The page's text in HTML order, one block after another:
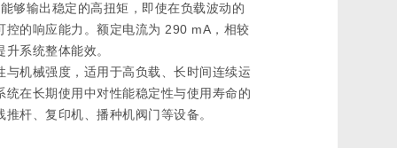
够输出稳定的高扭矩，即使在负载波动的
的响应能力。额定电流为 290 mA，相较
系统整体能效。
机械强度，适用于高负载、长时间连续运
在长期使用中对性能稳定性与使用寿命的
杆、复印机、播种机阀门等设备。